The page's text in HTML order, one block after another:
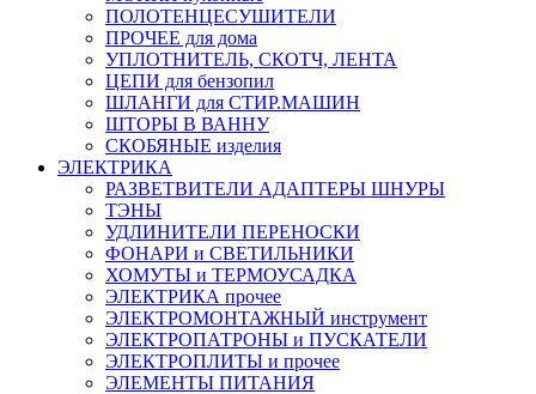
ПОЛОТЕНЦЕСУШИТЕЛИ
ПРОЧЕЕ для дома
УПЛОТНИТЕЛЬ, СКОТЧ, ЛЕНТА
ЦЕПИ для бензопил
ШЛАНГИ для СТИР.МАШИН
ШТОРЫ В ВАННУ
СКОБЯНЫЕ изделия
ЭЛЕКТРИКА
РАЗВЕТВИТЕЛИ АДАПТЕРЫ ШНУРЫ
ТЭНЫ
УДЛИНИТЕЛИ ПЕРЕНОСКИ
ФОНАРИ и СВЕТИЛЬНИКИ
ХОМУТЫ и ТЕРМОУСАДКА
ЭЛЕКТРИКА прочее
ЭЛЕКТРОМОНТАЖНЫЙ инструмент
ЭЛЕКТРОПАТРОНЫ и ПУСКАТЕЛИ
ЭЛЕКТРОПЛИТЫ и прочее
ЭЛЕМЕНТЫ ПИТАНИЯ